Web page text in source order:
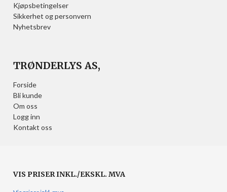
Kjøpsbetingelser
Sikkerhet og personvern
Nyhetsbrev
TRØNDERLYS AS,
Forside
Bli kunde
Om oss
Logg inn
Kontakt oss
VIS PRISER INKL./EKSKL. MVA